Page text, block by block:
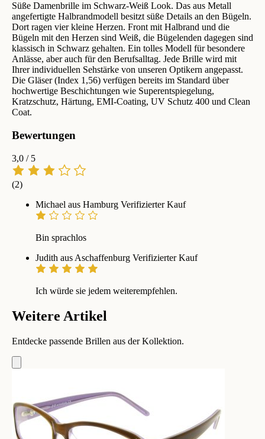
Süße Damenbrille im Schwarz-Weiß Look. Das aus Metall
angefertigte Halbrandmodell besitzt süße Details an den Bügeln.
Dort ragen vier kleine Herzen. Front mit Halbrand und die
Bügeln mit den Herzen sind Weiß, die Bügelenden dagegen sind
klassisch in Schwarz gehalten. Ein tolles Modell für besondere
Anlässe, aber auch für den Berufsalltag. Jede Brille wird mit
Ihrer individuellen Sehstärke von unseren Optikern angepasst.
Die Gläser (Index 1,56) verfügen bereits im Standard über
hochwertige Beschichtungen wie Superentspiegelung,
Kratzschutz, Härtung, EMI-Coating, UV Schutz 400 und Clean
Coat.
Bewertungen
3,0 / 5
(2)
Michael aus Hamburg Verifizierter Kauf
Bin sprachlos
Judith aus Aschaffenburg Verifizierter Kauf
Ich würde sie jedem weiterempfehlen.
Weitere Artikel
Entdecke passende Brillen aus der Kollektion.